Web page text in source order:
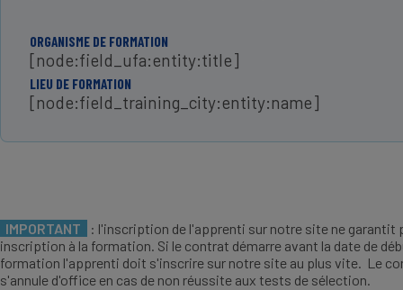
ORGANISME DE FORMATION
[node:field_ufa:entity:title]
LIEU DE FORMATION
[node:field_training_city:entity:name]
IMPORTANT
: l'inscription de l'apprenti sur notre site ne garantit
inscription à la formation. Si le contrat démarre avant la date de
formation l'apprenti doit s'inscrire sur notre site au plus vite. Le
s'annule d'office en cas de non réussite aux tests de sélection.